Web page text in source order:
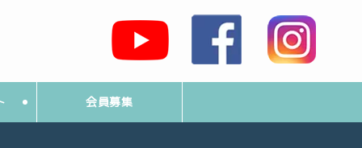
会員募集